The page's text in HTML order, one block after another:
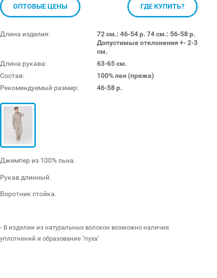
Длина изделия:
72 см.: 46-54 р. 74 см.: 56-58 р.
Допустимые отклонения +- 2-3
см.
Длина рукава:
63-65 см.
Состав:
100% лен (пряжа)
Рекомендуемый размер:
46-58 р.
ОПТОВЫЕ ЦЕНЫ ГДЕ КУПИТЬ?
Джемпер из 100% льна.
Рукав длинный.
Воротник стойка.
- В изделии из натуральных волокон возможно наличие
уплотнений и образование "пуха"